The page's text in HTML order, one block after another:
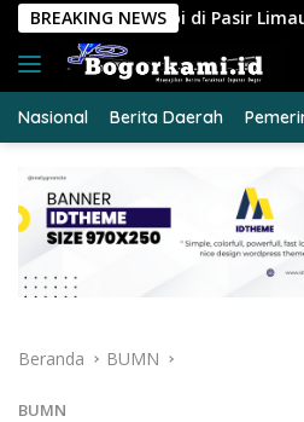
Langsung
konten
BREAKING NEWS
Limau Kapas Ungkap
Nasional Berita Daerah
Beranda BUMN
BUMN